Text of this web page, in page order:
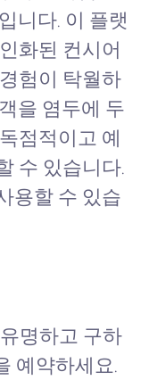
니다. 이 플랫
화된 컨시어
험이 탁월하
을 염두에 두
점적이고 예
수 있습니다.
용할 수 있습
명하고 구하
예약하세요.